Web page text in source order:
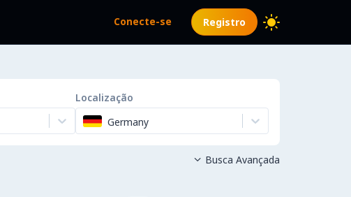
Conecte-se Registro
Localização
Germany
 Busca Avançada